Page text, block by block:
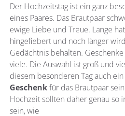
Der Hochzeitstag ist ein ganz
eines Paares. Das Brautpaar
ewige Liebe und Treue. Lange
hingefiebert und noch länger
Gedächtnis behalten.
viele. Die Auswahl ist groß und
diesem besonderen Tag auch
Geschenkfür das Brautpaar
Hochzeit sollten daher genau so
sein, wie